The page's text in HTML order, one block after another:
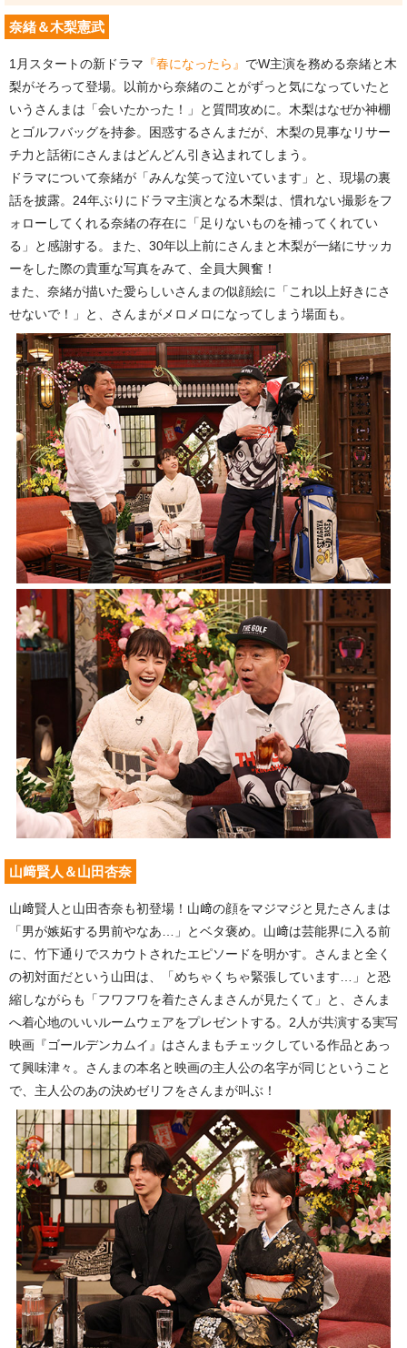
奈緒＆木梨憲武
1月スタートの新ドラマ 『春になったら』 でW主演を務める奈緒と木
梨がそろって登場。以前から奈緒のことがずっと気になっていたと
いうさんまは「会いたかった！」と質問攻めに。木梨はなぜか神棚
とゴルフバッグを持参。困惑するさんまだが、木梨の見事なリサー
チ力と話術にさんまはどんどん引き込まれてしまう。
ドラマについて奈緒が「みんな笑って泣いています」と、現場の裏
話を披露。24年ぶりにドラマ主演となる木梨は、慣れない撮影をフ
ォローしてくれる奈緒の存在に「足りないものを補ってくれてい
る」と感謝する。また、30年以上前にさんまと木梨が一緒にサッカ
ーをした際の貴重な写真をみて、全員大興奮！
また、奈緒が描いた愛らしいさんまの似顔絵に「これ以上好きにさ
せないで！」と、さんまがメロメロになってしまう場面も。
山﨑賢人＆山田杏奈
山﨑賢人と山田杏奈も初登場！山﨑の顔をマジマジと見たさんまは
「男が嫉妬する男前やなあ…」とベタ褒め。山﨑は芸能界に入る前
に、竹下通りでスカウトされたエピソードを明かす。さんまと全く
の初対面だという山田は、「めちゃくちゃ緊張しています…」と恐
縮しながらも「フワフワを着たさんまさんが見たくて」と、さんま
へ着心地のいいルームウェアをプレゼントする。2人が共演する実写
映画『ゴールデンカムイ』はさんまもチェックしている作品とあっ
て興味津々。さんまの本名と映画の主人公の名字が同じということ
で、主人公のあの決めゼリフをさんまが叫ぶ！